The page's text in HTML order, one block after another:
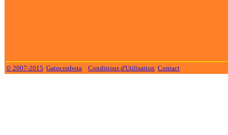
© 2007-2015 Gatoconbota Conditions d'Utilisation Contact